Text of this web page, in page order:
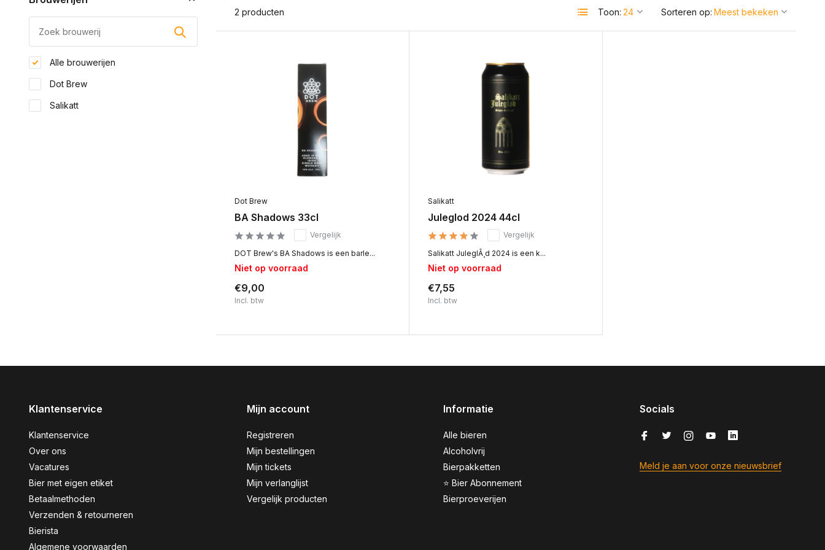
Alle brouwerijen
Dot Brew
Salikatt
2 producten Toon: Sorteren op:
Dot Brew
BA Shadows 33cl
Vergelijk
DOT Brew's BA Shadows is een barle...
Niet op voorraad
€9,00
Incl. btw
Salikatt
Juleglod 2024 44cl
Vergelijk
Salikatt JuleglÃ¸d 2024 is een k...
Niet op voorraad
€7,55
Incl. btw
Klantenservice
Klantenservice
Over ons
Vacatures
Bier met eigen etiket
Betaalmethoden
Verzenden & retourneren
Bierista
Algemene voorwaarden
Mijn account
Registreren
Mijn bestellingen
Mijn tickets
Mijn verlanglijst
Vergelijk producten
Informatie
Alle bieren
Alcoholvrij
Bierpakketten
⭐ Bier Abonnement
Bierproeverijen
Socials
Meld je aan voor onze nieuwsbrief